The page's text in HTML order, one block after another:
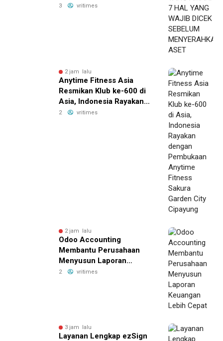
MENYERAHKAN ASET
3 vritimes
2 jam lalu
Anytime Fitness Asia
Resmikan Klub ke-600 di
Asia, Indonesia Rayakan
dengan Pembukaan
2 vritimes
2 jam lalu
Odoo Accounting
Membantu Perusahaan
Menyusun Laporan
Keuangan Lebih Cepat
2 vritimes
3 jam lalu
Layanan Lengkap ezSign